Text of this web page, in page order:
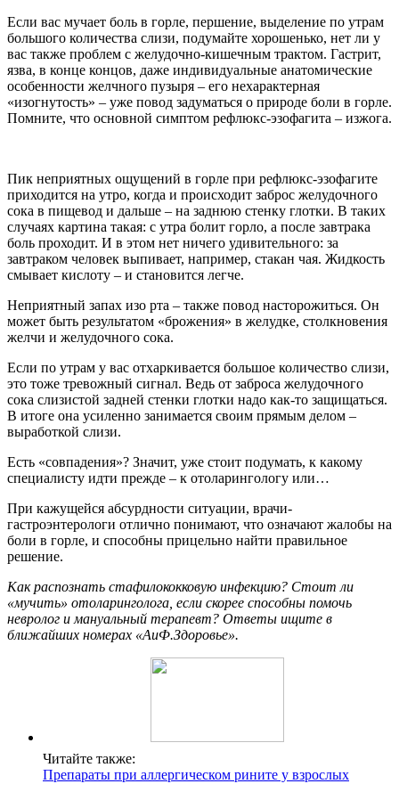
Если вас мучает боль в горле, першение, выделение по утрам
большого количества слизи, подумайте хорошенько, нет ли у
вас также проблем с желудочно-кишечным трактом. Гастрит,
язва, в конце концов, даже индивидуальные анатомические
особенности желчного пузыря – его нехарактерная
«изогнутость» – уже повод задуматься о природе боли в горле.
Помните, что основной симптом рефлюкс-эзофагита – изжога.
Пик неприятных ощущений в горле при рефлюкс-эзофагите
приходится на утро, когда и происходит заброс желудочного
сока в пищевод и дальше – на заднюю стенку глотки. В таких
случаях картина такая: с утра болит горло, а после завтрака
боль проходит. И в этом нет ничего удивительного: за
завтраком человек выпивает, например, стакан чая. Жидкость
смывает кислоту – и становится легче.
Неприятный запах изо рта – также повод насторожиться. Он
может быть результатом «брожения» в желудке, столкновения
желчи и желудочного сока.
Если по утрам у вас отхаркивается большое количество слизи,
это тоже тревожный сигнал. Ведь от заброса желудочного
сока слизистой задней стенки глотки надо как-то защищаться.
В итоге она усиленно занимается своим прямым делом –
выработкой слизи.
Есть «совпадения»? Значит, уже стоит подумать, к какому
специалисту идти прежде – к отоларингологу или…
При кажущейся абсурдности ситуации, врачи-
гастроэнтерологи отлично понимают, что означают жалобы на
боли в горле, и способны прицельно найти правильное
решение.
Как распознать стафилококковую инфекцию? Стоит ли
«мучить» отоларинголога, если скорее способны помочь
невролог и мануальный терапевт? Ответы ищите в
ближайших номерах «АиФ.Здоровье».
Читайте также:
Препараты при аллергическом рините у взрослых